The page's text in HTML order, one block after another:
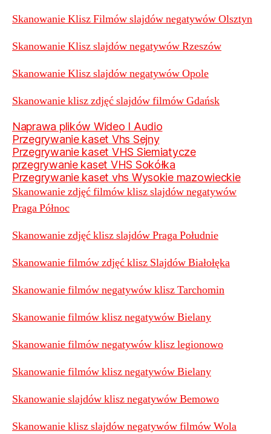
Skanowanie Klisz Filmów slajdów negatywów Olsztyn
Skanowanie Klisz slajdów negatywów Rzeszów
Skanowanie Klisz slajdów negatywów Opole
Skanowanie klisz zdjęć slajdów filmów Gdańsk
Naprawa plików Wideo I Audio
Przegrywanie kaset Vhs Sejny
Przegrywanie kaset VHS Siemiatycze
przegrywanie kaset VHS Sokółka
Przegrywanie kaset vhs Wysokie mazowieckie
Skanowanie zdjęć filmów klisz slajdów negatywów
Praga Północ
Skanowanie zdjęć klisz slajdów Praga Południe
Skanowanie filmów zdjęć klisz Slajdów Białołęka
Skanowanie filmów negatywów klisz Tarchomin
Skanowanie filmów klisz negatywów Bielany
Skanowanie filmów negatywów klisz legionowo
Skanowanie filmów klisz negatywów Bielany
Skanowanie slajdów klisz negatywów Bemowo
Skanowanie klisz slajdów negatywów filmów Wola